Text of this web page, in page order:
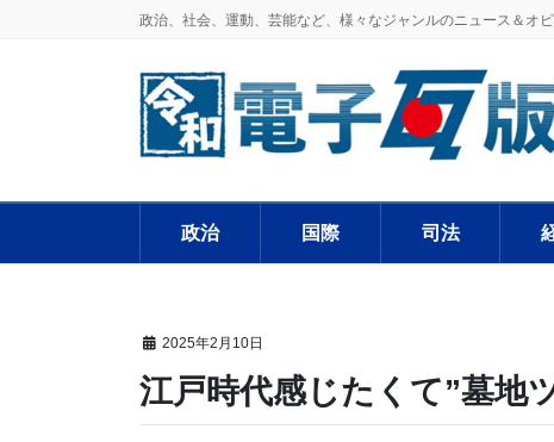
政治、社会、運動、芸能など、様々なジャンルのニュース＆オ
政治 国際 司法
2025年2月10日
江戸時代感じたくて”墓地